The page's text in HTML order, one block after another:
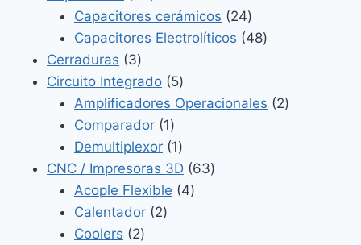
productos
Capacitores cerámicos 2424
productos
Capacitores Electrolíticos 4848
Cerraduras 33
productos
Circuito Integrado 55
productos
Amplificadores Operacionales 22
Comparador 11
producto
Demultiplexor 11
producto
CNC / Impresoras 3D 6363
Acople Flexible 44
Calentador 22
Coolers 22